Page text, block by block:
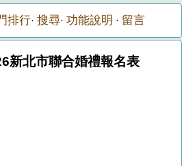
排行· 搜尋· 功能說明 · 留言
新北市聯合婚禮報名表